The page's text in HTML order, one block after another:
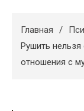
Худеем
Психология
Главная
Рушить нельзя
отношения с